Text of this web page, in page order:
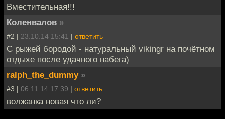
Вместительная!!!
Коленвалов »
#2 | 23.10.14 15:41 | ответить
С рыжей бородой - натуральный vikingr на почётном
отдыхе после удачного набега)
ralph_the_dummy »
#3 | 06.11.14 17:39 | ответить
волжанка новая что ли?